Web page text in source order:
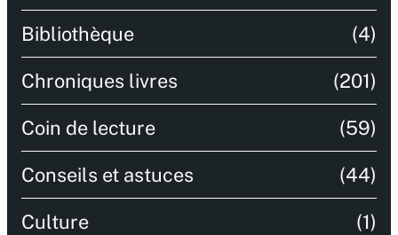
Bibliothèque (4)
Chroniques livres (201)
Coin de lecture (59)
Conseils et astuces (44)
Culture (1)